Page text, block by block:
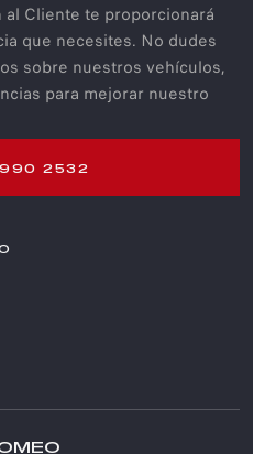
Cliente te proporcionará
que necesites. No dudes
sobre nuestros vehículos,
para mejorar nuestro
2532